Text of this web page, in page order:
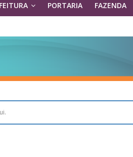
PORTARIA FAZENDA